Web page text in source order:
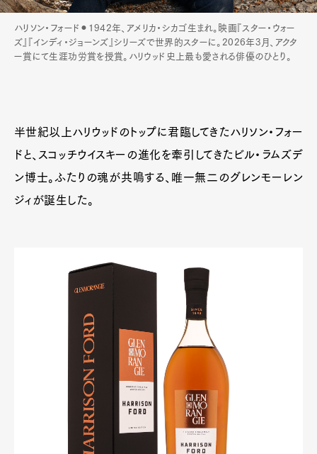
ハリソン・フォード⚫︎1942年、アメリカ・シカゴ生まれ。映画『スター・ウォー
ズ』『インディ・ジョーンズ』シリーズで世界的スターに。2026年3月、アクタ
ー賞にて生涯功労賞を授賞。ハリウッド史上最も愛される俳優のひとり。
半世紀以上ハリウッドのトップに君臨してきたハリソン・フォー
ドと、スコッチウイスキーの進化を牽引してきたビル・ラムズデ
ン博士。ふたりの魂が共鳴する、唯一無二のグレンモーレン
ジィが誕生した。